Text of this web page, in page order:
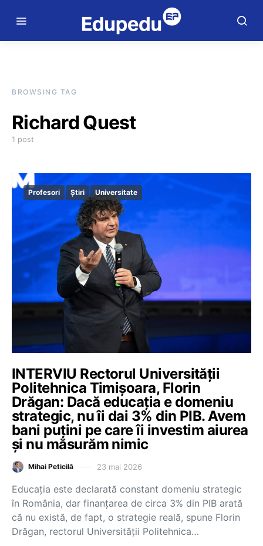
BROWSING TAG
Richard Quest
1 post
Profesori Știri Universitate
INTERVIU Rectorul Universității
Politehnica Timișoara, Florin
Drăgan: Dacă educația e domeniu
strategic, nu îi dai 3% din PIB. Avem
bani puțini pe care îi investim aiurea
și nu măsurăm nimic
Mihai Peticilă 23 mai 2026
Educația este declarată constant domeniu strategic
în România, dar finanțarea de circa 3% din PIB arată
că nu există, de fapt, o strategie reală, spune Florin
Drăgan, rectorul Universității Politehnica…